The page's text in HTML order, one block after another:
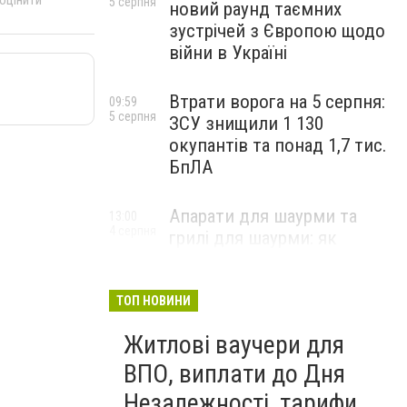
новий раунд таємних
зустрічей з Європою щодо
війни в Україні
Втрати ворога на 5 серпня:
ЗСУ знищили 1 130
окупантів та понад 1,7 тис.
БпЛА
09:59
5 серпня
Апарати для шаурми та
роботи закладу
ТОП НОВИНИ
Житлові ваучери для
ВПО, виплати до Дня